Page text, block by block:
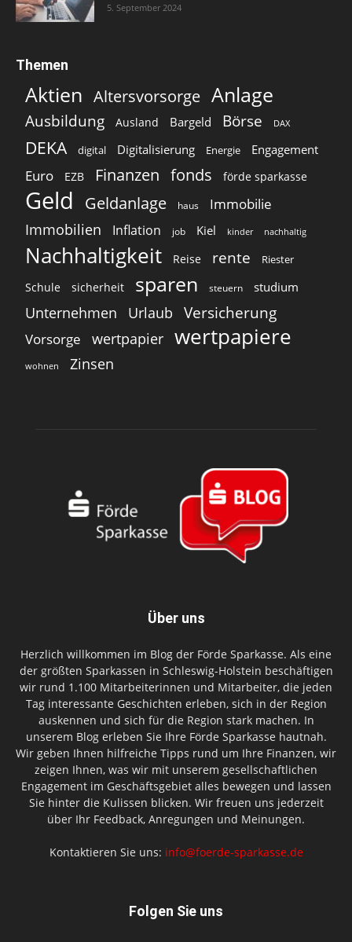
5. September 2024
Themen
Aktien Altersvorsorge Anlage
Ausbildung Ausland Bargeld Börse DAX
DEKA digital Digitalisierung Energie Engagement
Euro EZB Finanzen fonds förde sparkasse
Geld Geldanlage haus Immobilie
Immobilien Inflation job Kiel kinder nachhaltig
Nachhaltigkeit Reise rente Riester
Schule sicherheit sparen steuern studium
Unternehmen Urlaub Versicherung
Vorsorge wertpapier wertpapiere
wohnen Zinsen
Über uns
Herzlich willkommen im Blog der Förde Sparkasse. Als eine
der größten Sparkassen in Schleswig-Holstein beschäftigen
wir rund 1.100 Mitarbeiterinnen und Mitarbeiter, die jeden
Tag interessante Geschichten erleben, sich in der Region
auskennen und sich für die Region stark machen. In
unserem Blog erleben Sie Ihre Förde Sparkasse hautnah.
Wir geben Ihnen hilfreiche Tipps rund um Ihre Finanzen, wir
zeigen Ihnen, was wir mit unserem gesellschaftlichen
Engagement im Geschäftsgebiet alles bewegen und lassen
Sie hinter die Kulissen blicken. Wir freuen uns jederzeit
über Ihr Feedback, Anregungen und Meinungen.
Kontaktieren Sie uns: info@foerde-sparkasse.de
Folgen Sie uns